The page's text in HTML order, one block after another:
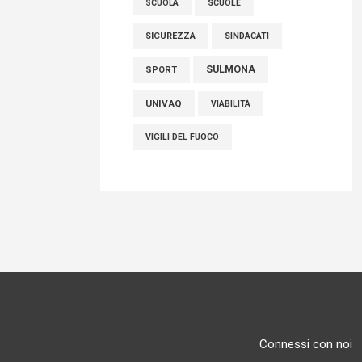
SCUOLA SCUOLE
SICUREZZA SINDACATI
SPORT SULMONA
UNIVAQ VIABILITÀ
VIGILI DEL FUOCO
Connessi con noi